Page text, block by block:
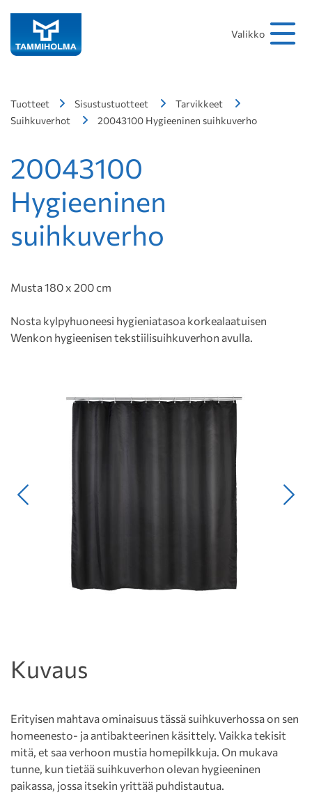
Valikko
Tuotteet Sisustustuotteet
Tarvikkeet
Suihkuverhot
20043100 Hygieeninen suihkuverho
20043100
Hygieeninen
suihkuverho
Musta 180 x 200 cm
Nosta kylpyhuoneesi hygieniatasoa korkealaatuisen
Wenkon hygieenisen tekstiilisuihkuverhon avulla.
Edellinen
Kuvaus
Erityisen mahtava ominaisuus tässä suihkuverhossa on sen
homeenesto- ja antibakteerinen käsittely. Vaikka tekisit
mitä, et saa verhoon mustia homepilkkuja. On mukava
tunne, kun tietää suihkuverhon olevan hygieeninen
paikassa, jossa itsekin yrittää puhdistautua.